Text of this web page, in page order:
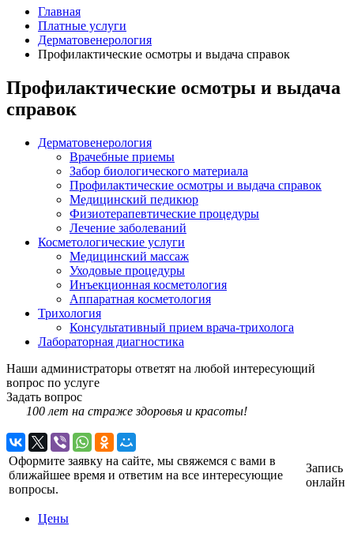
Главная
Платные услуги
Дерматовенерология
Профилактические осмотры и выдача справок
Профилактические осмотры и выдача
справок
Дерматовенерология
Врачебные приемы
Забор биологического материала
Профилактические осмотры и выдача справок
Медицинский педикюр
Физиотерапевтические процедуры
Лечение заболеваний
Косметологические услуги
Медицинский массаж
Уходовые процедуры
Инъекционная косметология
Аппаратная косметология
Трихология
Консультативный прием врача-трихолога
Лабораторная диагностика
Наши администраторы ответят на любой интересующий
вопрос по услуге
Задать вопрос
100 лет на страже здоровья и красоты!
Оформите заявку на сайте, мы свяжемся с вами в
ближайшее время и ответим на все интересующие
вопросы.
Запись
онлайн
Цены